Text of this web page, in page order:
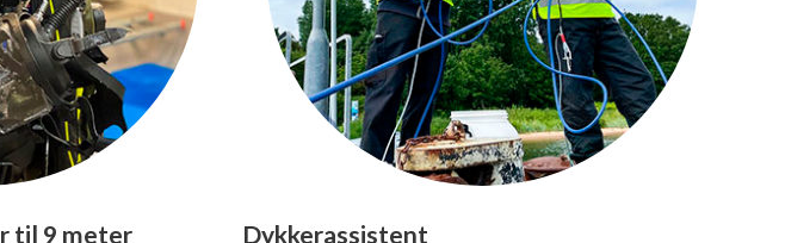
til 9 meter Dykkerassistent